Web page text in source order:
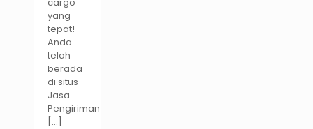
yang
tepat!
Anda
telah
berada
di situs
Jasa
Pengiriman
[…]